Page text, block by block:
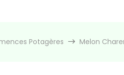
Potagères Melon